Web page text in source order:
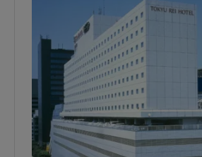
buurten ontdekken.